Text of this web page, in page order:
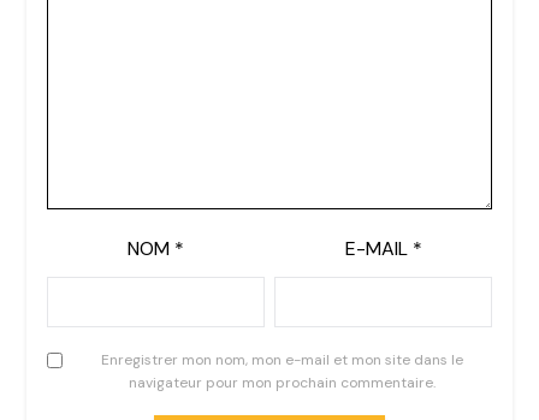
NOM * E-MAIL *
Enregistrer mon nom, mon e-mail et mon site dans le
navigateur pour mon prochain commentaire.